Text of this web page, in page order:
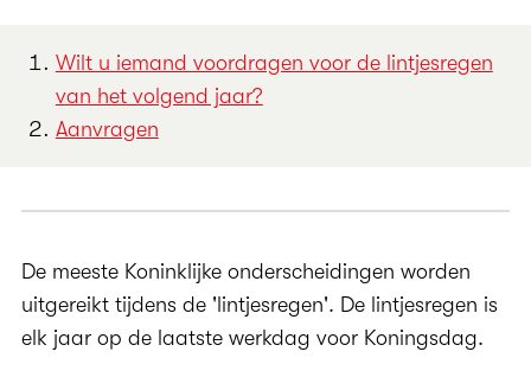
Ga snel naar
Wilt u iemand voordragen voor de lintjesregen
van het volgend jaar?
Aanvragen
De meeste Koninklijke onderscheidingen worden
uitgereikt tijdens de 'lintjesregen'. De lintjesregen is
elk jaar op de laatste werkdag voor Koningsdag.